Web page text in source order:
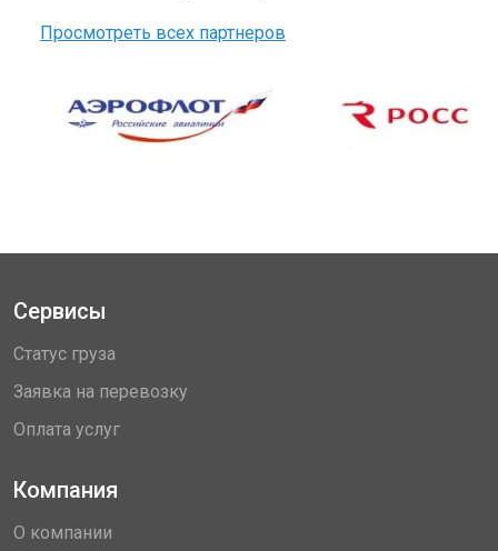
Просмотреть всех партнеров
Сервисы
Статус груза
Заявка на перевозку
Оплата услуг
Компания
О компании